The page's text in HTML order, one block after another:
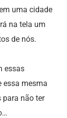
uma cidade
na tela um
de nós.
essas
essa mesma
para não ter